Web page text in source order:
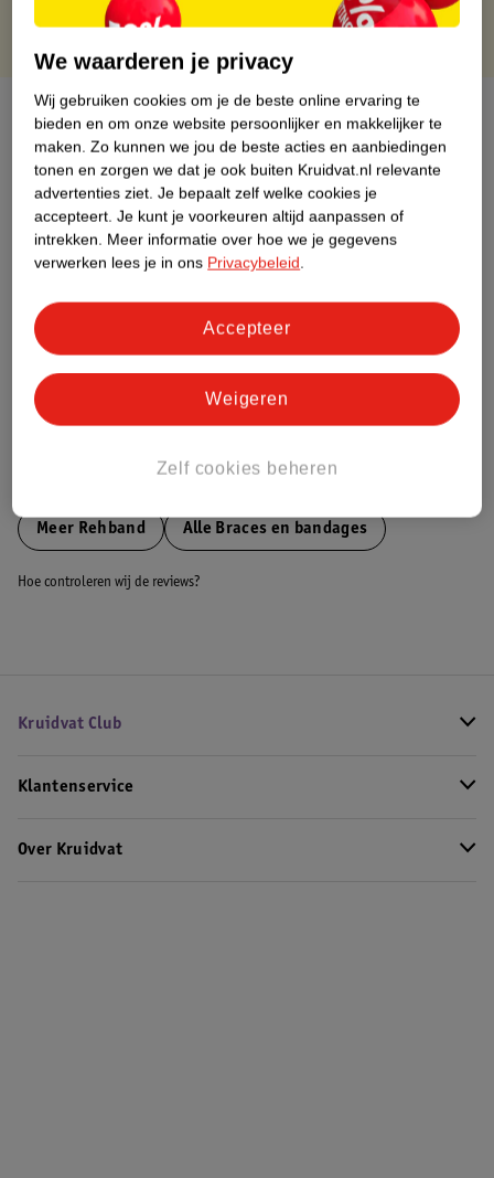
Over dit product
Productinformatie
Nature Impact Score
Dit product heeft (nog) geen Nature
Meer informatie
Bestel & Bezorginformatie
Meer Rehband Alle Braces en bandages
Hoe controleren wij de reviews?
Kruidvat Club
Klantenservice
Over Kruidvat
We waarderen je privacy
Wij gebruiken cookies om je de beste online ervaring te
bieden en om onze website persoonlijker en makkelijker te
maken. Zo kunnen we jou de beste acties en aanbiedingen
tonen en zorgen we dat je ook buiten Kruidvat.nl relevante
advertenties ziet. Je bepaalt zelf welke cookies je
accepteert. Je kunt je voorkeuren altijd aanpassen of
intrekken. Meer informatie over hoe we je gegevens
verwerken lees je in ons Privacybeleid.
Zelf cookies beheren
Weigeren
Accepteer